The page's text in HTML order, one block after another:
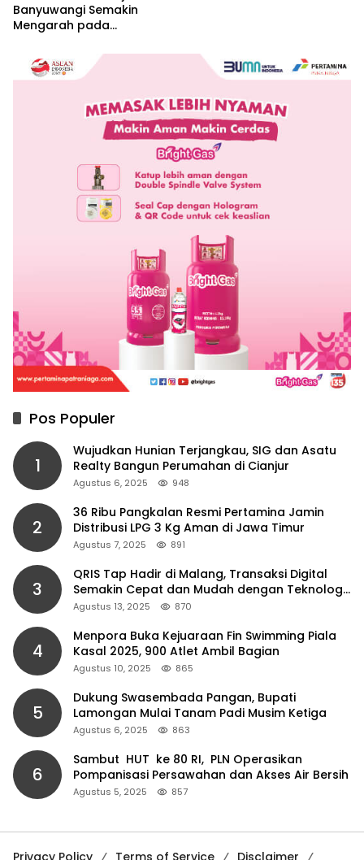
Banyuwangi Semakin
Mengarah pada
Pos Populer
1
Wujudkan Hunian Terjangkau, SIG dan Asatu
Realty Bangun Perumahan di Cianjur
Agustus 6, 2025 948
2
36 Ribu Pangkalan Resmi Pertamina Jamin
Distribusi LPG 3 Kg Aman di Jawa Timur
Agustus 7, 2025 891
3
QRIS Tap Hadir di Malang, Transaksi Digital
Semakin Cepat dan Mudah dengan Teknologi
NFC
Agustus 13, 2025 870
4
Menpora Buka Kejuaraan Fin Swimming Piala
Kasal 2025, 900 Atlet Ambil Bagian
Agustus 10, 2025 865
5
Dukung Swasembada Pangan, Bupati
Lamongan Mulai Tanam Padi Musim Ketiga
Agustus 6, 2025 863
6
Sambut HUT ke 80 RI, PLN Operasikan
Pompanisasi Persawahan dan Akses Air Bersih
Agustus 5, 2025 857